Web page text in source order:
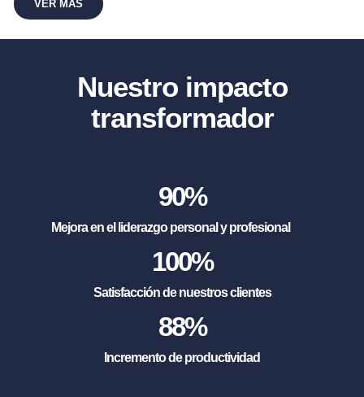
VER MÁS
Nuestro impacto
transformador
90%
Mejora en el liderazgo personal y profesional
100%
Satisfacción de nuestros clientes
88%
Incremento de productividad